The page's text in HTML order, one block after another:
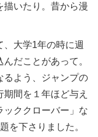
描いたり。昔から漫
大学1年の時に週
だことがあって。
るよう、ジャンプの
間を１年ほど与え
ッククローバー」な
を下さりました。